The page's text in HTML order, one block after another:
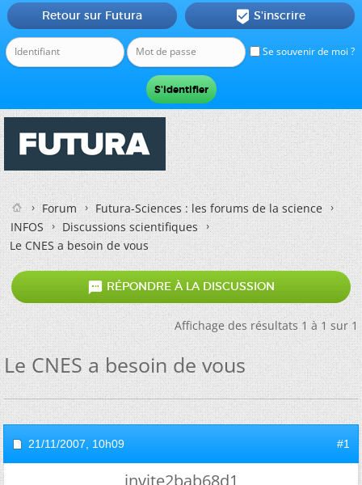
Se souvenir de moi ?
Retour sur Futura  S'inscrire
Forum
Futura-Sciences : les forums de la science
INFOS
Discussions scientifiques
Le CNES a besoin de vous
 RÉPONDRE À LA DISCUSSION
Affichage des résultats 1 à 1 sur 1
Le CNES a besoin de vous
21/11/2007, 10h09 #1
invite2bab68d1